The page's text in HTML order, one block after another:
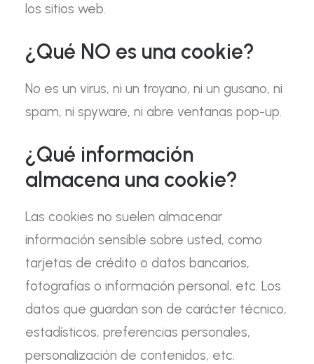
los sitios web.
¿Qué NO es una cookie?
No es un virus, ni un troyano, ni un gusano, ni
spam, ni spyware, ni abre ventanas pop-up.
¿Qué información
almacena una cookie?
Las cookies no suelen almacenar
información sensible sobre usted, como
tarjetas de crédito o datos bancarios,
fotografías o información personal, etc. Los
datos que guardan son de carácter técnico,
estadísticos, preferencias personales,
personalización de contenidos, etc.